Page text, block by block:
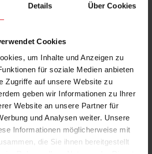
Details Über Cookies
Cookies
um Inhalte und Anzeigen zu
für soziale Medien anbieten
Zugriffe auf unsere Website zu
geben wir Informationen zu Ihrer
Website an unsere Partner für
und Analysen weiter. Unsere
Informationen möglicherweise mit
die Sie ihnen bereitgestellt
zu pflegen und Neukunden
Gäste verbrachten dabei
die der Kunst gewidmet
Museen, Ateliers oder Lofts.
Siegwerk die eigenen
wie 2komponentige